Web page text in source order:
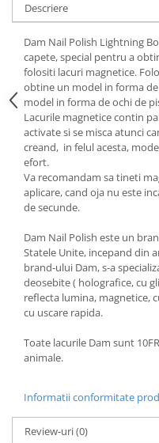
Descriere
Dam Nail Polish Lightning
capete, special pentru a
folositi lacuri magnetice.
obtine un model in forma
model in forma de ochi de
Lacurile magnetice contin
activate si se misca atunci
creand, in felul acesta,
efort.
Va recomandam sa tineti
aplicare, cand oja nu este
de secunde.
Dam Nail Polish este un
Statele Unite, incepand din
brand-ului Dam, s-a
deosebite ( holografice, cu
reflecta lumina, magnetice,
cu uscare rapida.
Toate lacurile Dam sunt
animale.
Informatii conformitate
Review-uri(0)